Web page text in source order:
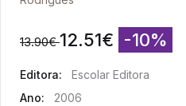
13.90€ 12.51€ -10%
Editora:
Escolar Editora
Ano:
2006